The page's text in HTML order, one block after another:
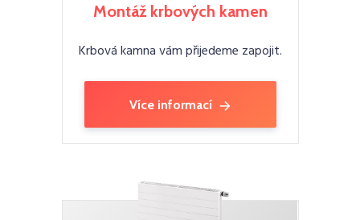
Montáž krbových kamen
Krbová kamna vám přijedeme zapojit.
Více informací